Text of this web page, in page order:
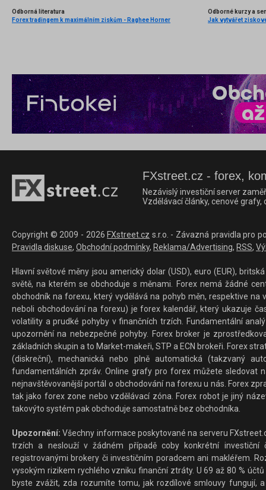
Odborná literatura
Forex tradingem k maximálním ziskům - Raghee Horner
Odborné kurzy a
Jak vytvářet
FXstreet.cz - forex,
Nezávislý investiční server
Vzdělávací články, cenové
Copyright © 2009 - 2026 FXstreet.cz s.r.o. - Závazná pravidla pro
Pravidla diskuse, Obchodní podmínky, Reklama/Advertising, RSS,
Hlavní světové měny jsou americký dolar (USD), euro (EUR),
světě, na kterém se obchoduje s měnami. Forex nemá žádné
obchodník na forexu, který vydělává na pohyb měn, respektive
neboli obchodování na forexu) je forex kalendář, který ukazuje
volatility a prudké pohyby v finančních trzích. Fundamentální
upozornění na nebezpečné pohyby. Forex broker je
základních skupin a to Market-makeři, STP a ECN brokeři. Forex
(diskreční), mechanická nebo plně automatická (takzvaný
fundamentálních zpráv. Online grafy pro forex můžete sledovat
nejnavštěvovanější portál o obchodování na forexu u nás. Forex
tak jako forex zone nebo vzdělávací zóna. Forex robot je jiný
takovýto systém pak obchoduje samostatně bez obchodníka.
Upozornění: Všechny informace poskytované na serveru
trzích a neslouží v žádném případě coby konkrétní investiční
registrovanými brokery či investičním poradcem ani makléřem.
vysokým rizikem rychlého vzniku finanční ztráty. U 69 až 80 %
byste zvážit, zda rozumíte tomu, jak rozdílové smlouvy fungují,